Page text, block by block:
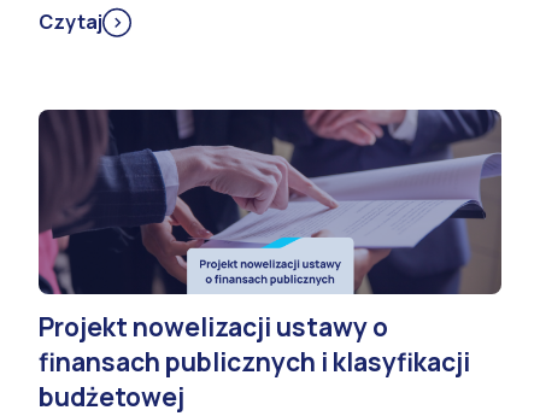
Czytaj
Projekt nowelizacji ustawy o
finansach publicznych i klasyfikacji
budżetowej